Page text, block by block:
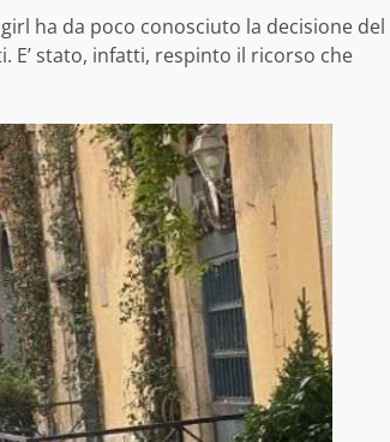
ha da poco conosciuto la decisione del
E’ stato, infatti, respinto il ricorso che